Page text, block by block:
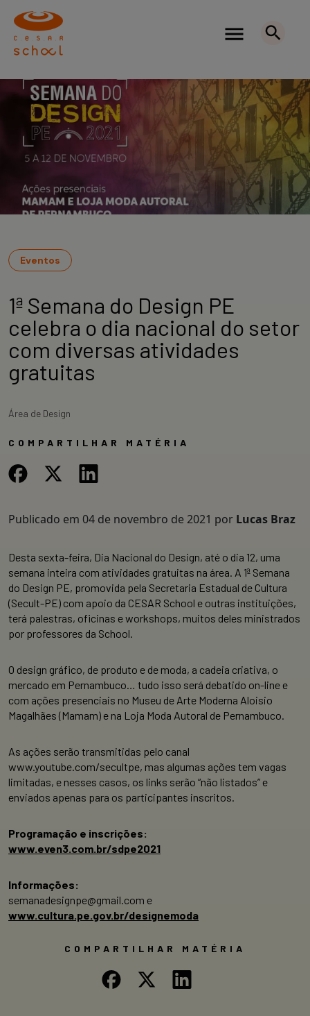
Eventos
1ª Semana do Design PE
celebra o dia nacional do setor
com diversas atividades
gratuitas
Área de Design
COMPARTILHAR MATÉRIA
Publicado em 04 de novembro de 2021 por Lucas Braz
Desta sexta-feira, Dia Nacional do Design, até o dia 12, uma
semana inteira com atividades gratuitas na área. A 1ª Semana
do Design PE, promovida pela Secretaria Estadual de Cultura
(Secult-PE) com apoio da CESAR School e outras instituições,
terá palestras, oficinas e workshops, muitos deles ministrados
por professores da School.
O design gráfico, de produto e de moda, a cadeia criativa, o
mercado em Pernambuco… tudo isso será debatido on-line e
com ações presenciais no Museu de Arte Moderna Aloisio
Magalhães (Mamam) e na Loja Moda Autoral de Pernambuco.
As ações serão transmitidas pelo canal
www.youtube.com/secultpe, mas algumas ações tem vagas
limitadas, e nesses casos, os links serão “não listados” e
enviados apenas para os participantes inscritos.
Programação e inscrições:
www.even3.com.br/sdpe2021
Informações:
semanadesignpe@gmail.com e
www.cultura.pe.gov.br/designemoda
COMPARTILHAR MATÉRIA